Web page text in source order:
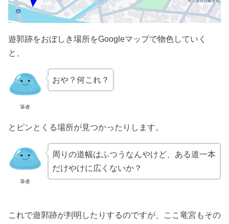
遊郭跡をおぼしき場所をGoogleマップで物色していく
と、
筆者
おや？何これ？
とピンとくる場所が見つかったりします。
筆者
周りの道幅はふつうなんやけど、ある道一本
だけやけに広くないか？
これで遊郭跡が判明したりするのですが、ここ竜宮もその